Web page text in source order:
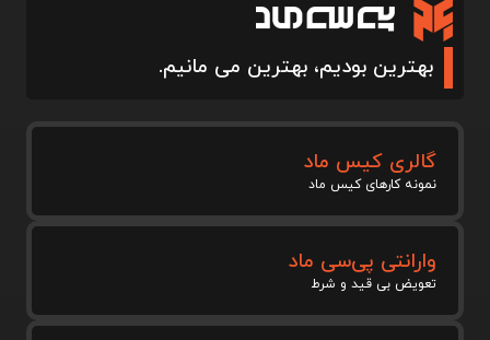
بهترین بودیم، بهترین می مانیم.
گالری کیس ماد
نمونه کارهای کیس ماد
وارانتی پی‌سی ماد
تعویض بی قید و شرط